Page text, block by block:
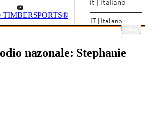
TIMBERSPORTS®
it | Italiano
IT | Italiano
Menu
nazonale: Stephanie